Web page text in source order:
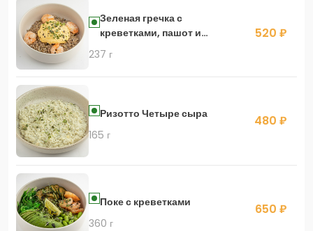
Зеленая гречка с
креветками, пашот и
голландским соусом
237 г
520 ₽
Ризотто Четыре сыра
165 г
480 ₽
Поке с креветками
360 г
650 ₽